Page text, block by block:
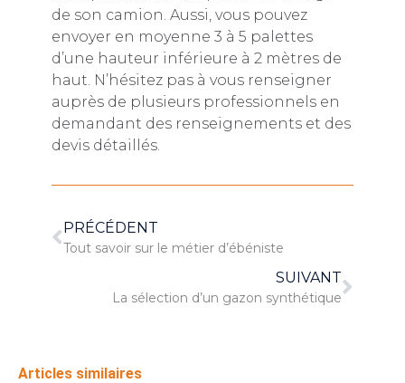
de son camion. Aussi, vous pouvez
envoyer en moyenne 3 à 5 palettes
d’une hauteur inférieure à 2 mètres de
haut. N’hésitez pas à vous renseigner
auprès de plusieurs professionnels en
demandant des renseignements et des
devis détaillés.
PRÉCÉDENT
Tout savoir sur le métier d’ébéniste
SUIVANT
La sélection d’un gazon synthétique
Articles similaires